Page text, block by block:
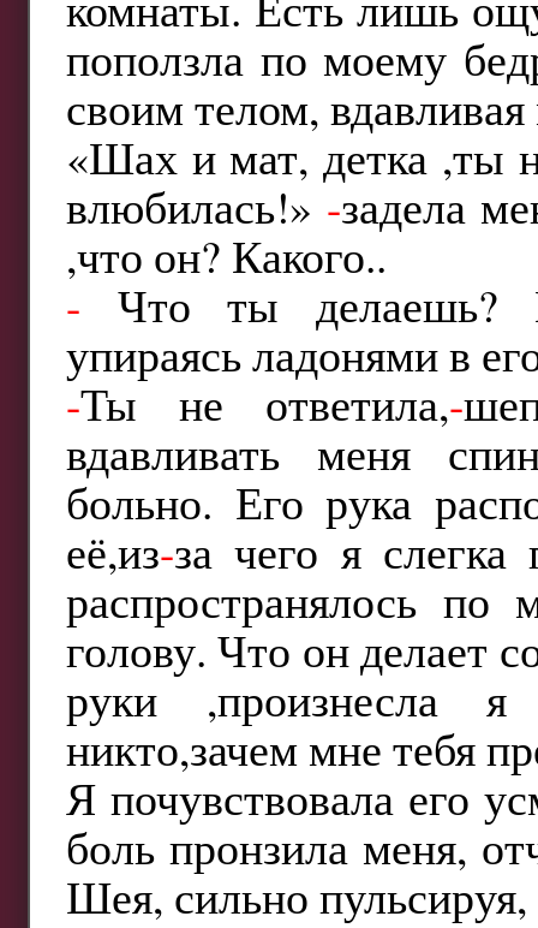
поползла по моему
своим телом,
«Шах и мат, детка ,ты
влюбилась!» -задела
,что он? Какого..
- Что ты делаешь?
упираясь ладонями в
-Ты не ответила,-
вдавливать меня
больно. Его рука
её,из-за чего я слегка
распространялось
голову. Что он делает
руки ,произнесла
никто,зачем мне тебя
Я почувствовала его
боль пронзила меня,
Шея, сильно пульсируя,